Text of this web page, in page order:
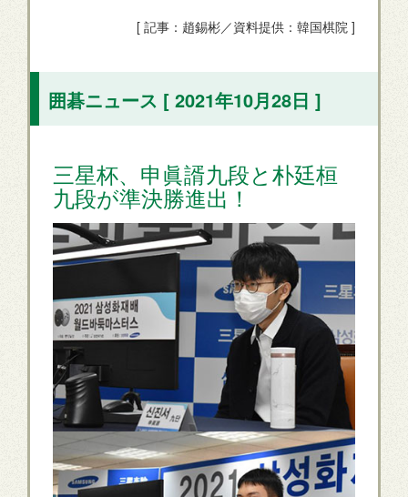
[ 記事：趙錫彬／資料提供：韓国棋院 ]
囲碁ニュース [ 2021年10月28日 ]
三星杯、申眞諝九段と朴廷桓
九段が準決勝進出！